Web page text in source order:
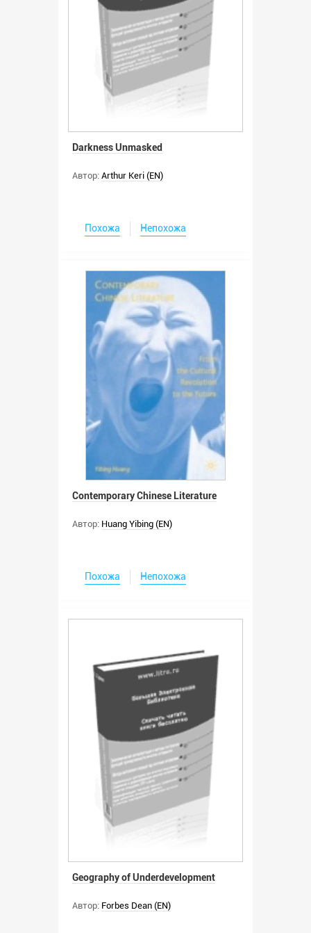
Darkness Unmasked
Автор: Arthur Keri (EN)
Похожа Непохожа
Contemporary Chinese Literature
Автор: Huang Yibing (EN)
Похожа Непохожа
Geography of Underdevelopment
Автор: Forbes Dean (EN)